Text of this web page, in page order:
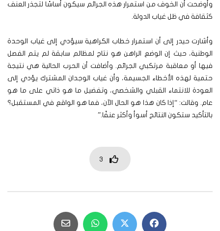
وأوضحت أن الخوف من استمرار هذه الجرائم سيكون أساسًا لتجذر العنف
كثقافة في ظل غياب الدولة.
وأشارت حيدر إلى أن استمرار خطاب الكراهية سيؤدي إلى غياب الوحدة
الوطنية، حيث إن الوضع الراهن هو نتاج لمظالم سابقة لم يتم الفصل
فيها أو معاقبة مرتكبي الجرائم. وأضافت أن الحرب الحالية هي نتيجة
حتمية لهذه الأخطاء الجسيمة، وأن غياب الوجدان المشترك يؤدي إلى
العودة للانتماء القبلي والشخصي، وتفضيل ما هو ذاتي على ما هو
عام. وقالت: “إذا كان هذا هو الحال الآن، فما هو الواقع في المستقبل؟
بالتأكيد ستكون النتائج أسوأ وأكثر عنفًا.”
3